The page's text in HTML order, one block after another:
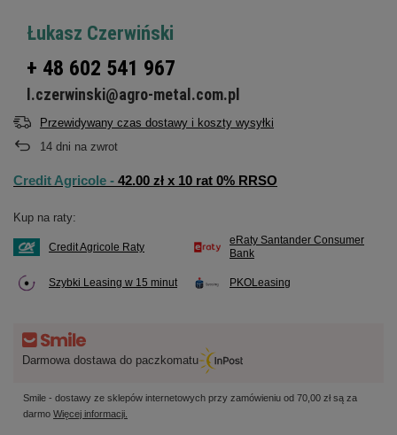
Łukasz Czerwiński
+ 48 602 541 967
l.czerwinski@agro-metal.com.pl
Przewidywany czas dostawy i koszty wysyłki
14 dni na zwrot
Credit Agricole - 42.00 zł x 10 rat 0% RRSO
Kup na raty:
Credit Agricole Raty
eRaty Santander Consumer
Bank
Szybki Leasing w 15 minut PKOLeasing
Darmowa dostawa do paczkomatu
Smile - dostawy ze sklepów internetowych przy zamówieniu od 70,00 złsą za
darmo Więcej informacji.